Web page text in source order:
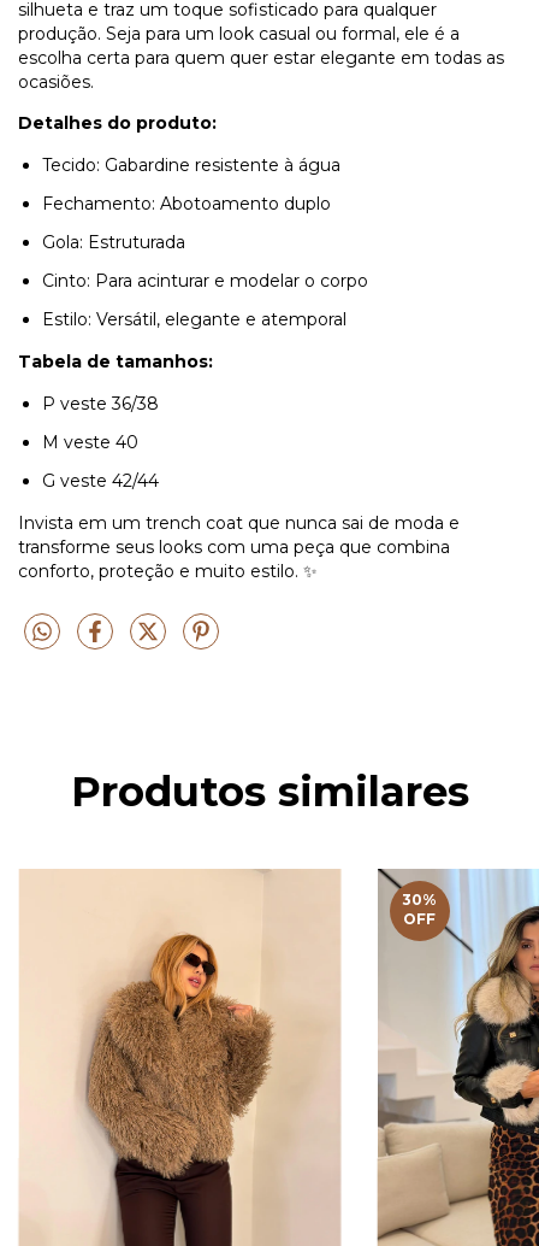
silhueta e traz um toque sofisticado para qualquer
produção. Seja para um look casual ou formal, ele é a
escolha certa para quem quer estar elegante em todas as
ocasiões.
Detalhes do produto:
Tecido: Gabardine resistente à água
Fechamento: Abotoamento duplo
Gola: Estruturada
Cinto: Para acinturar e modelar o corpo
Estilo: Versátil, elegante e atemporal
Tabela de tamanhos:
P veste 36/38
M veste 40
G veste 42/44
Invista em um trench coat que nunca sai de moda e
transforme seus looks com uma peça que combina
conforto, proteção e muito estilo. ✨
Produtos similares
30%
OFF